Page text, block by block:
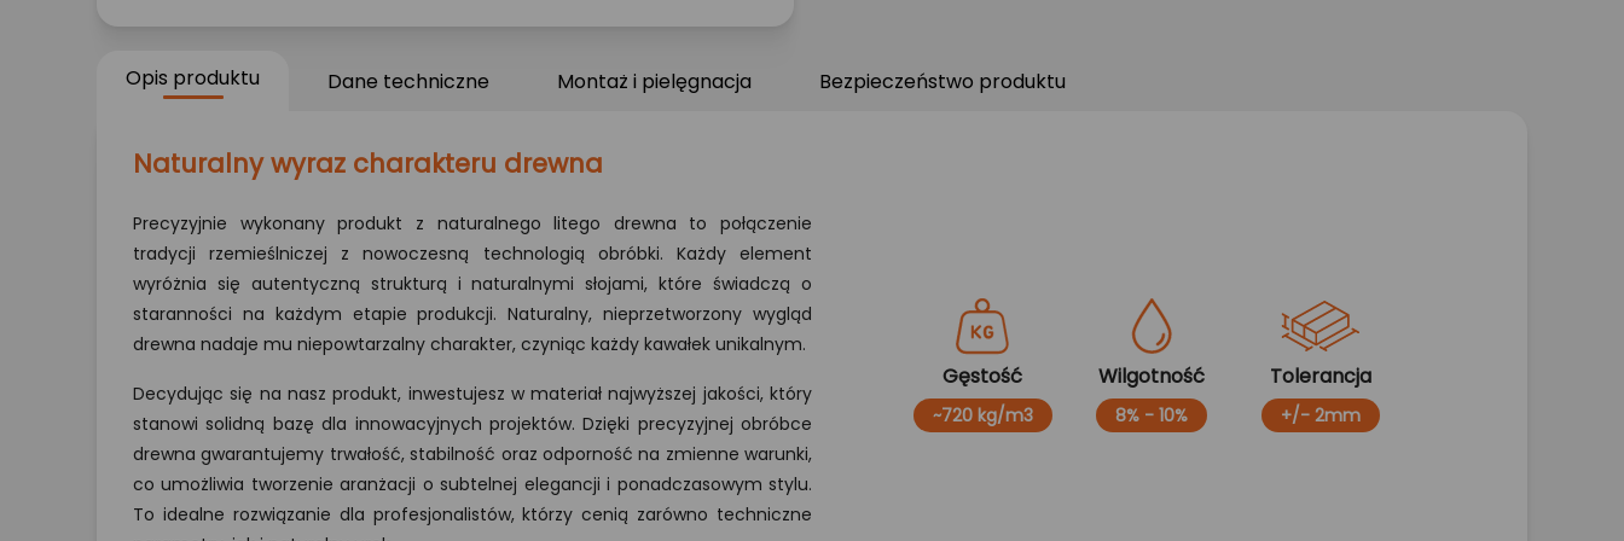
Opis produktu Dane techniczne Montaż i pielęgnacja Bezpieczeństwo produktu
Naturalny wyraz charakteru drewna
Precyzyjnie wykonany produkt z naturalnego litego drewna to połączenie
tradycji rzemieślniczej z nowoczesną technologią obróbki. Każdy element
wyróżnia się autentyczną strukturą i naturalnymi słojami, które świadczą o
staranności na każdym etapie produkcji. Naturalny, nieprzetworzony wygląd
drewna nadaje mu niepowtarzalny charakter, czyniąc każdy kawałek unikalnym.
Decydując się na nasz produkt, inwestujesz w materiał najwyższej jakości, który
stanowi solidną bazę dla innowacyjnych projektów. Dzięki precyzyjnej obróbce
drewna gwarantujemy trwałość, stabilność oraz odporność na zmienne warunki,
co umożliwia tworzenie aranżacji o subtelnej elegancji i ponadczasowym stylu.
To idealne rozwiązanie dla profesjonalistów, którzy cenią zarówno techniczne
Gęstość
~720 kg/m3
Wilgotność
8% - 10%
Tolerancja
+/- 2mm